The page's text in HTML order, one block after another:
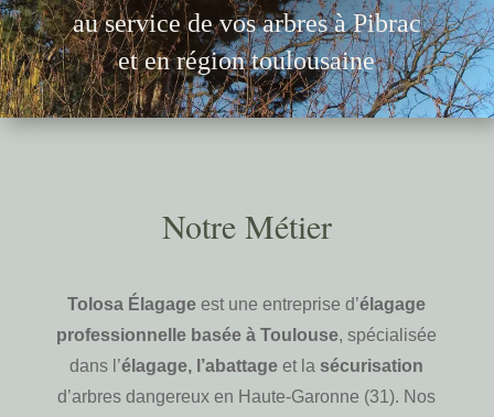
au service de vos arbres à Pibrac
et en région toulousaine
Notre Métier
Tolosa Élagage est une entreprise d’élagage
professionnelle basée à Toulouse, spécialisée
dans l’élagage, l’abattage et la sécurisation
d’arbres dangereux en Haute-Garonne (31). Nos